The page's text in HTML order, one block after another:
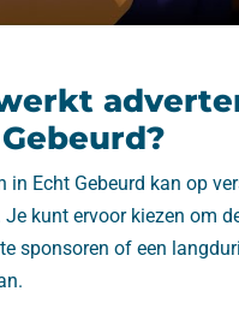
in Echt Gebeurd kan op
Je kunt ervoor kiezen om
sponsoren of een